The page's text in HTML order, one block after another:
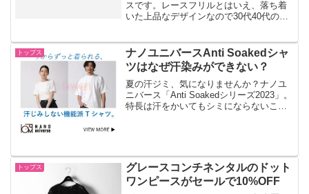
スです。レースフリルとはいえ、落ち着
いた上品なデザインなので30代40代の年
トップス
ナノユニバースAnti Soakedシャ
ツはなぜ汗染みができない？
夏の汗ジミ、気になりませんか？ナノユ
ニバース「Anti Soakedシリーズ2023」。
特長は汗をかいてもシミにならないこ
トップス
グレースコンチネンタルのドット
ワンピースがセールで10%OFF